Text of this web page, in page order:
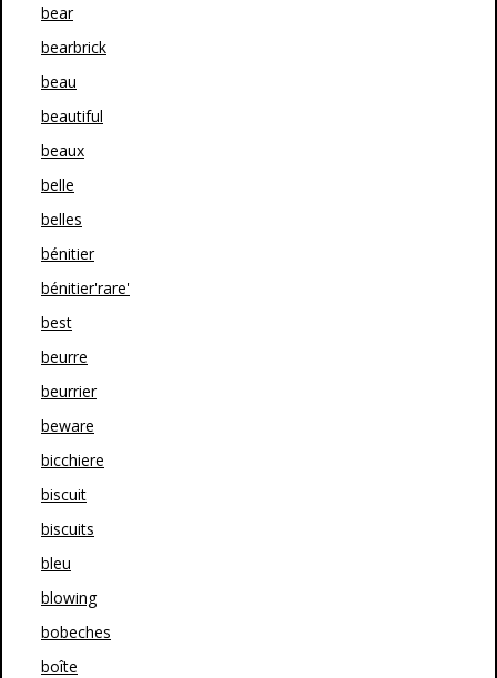
bear
bearbrick
beau
beautiful
beaux
belle
belles
bénitier
bénitier'rare'
best
beurre
beurrier
beware
bicchiere
biscuit
biscuits
bleu
blowing
bobeches
boîte